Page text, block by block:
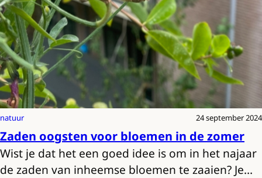
natuur 24 september 2024
Zaden oogsten voor bloemen in de zomer
Wist je dat het een goed idee is om in het najaar
de zaden van inheemse bloemen te zaaien? Je…